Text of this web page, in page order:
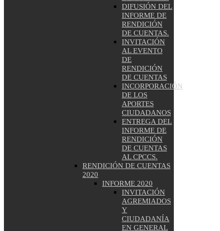
DIFUSIÓN DEL
INFORME DE
RENDICIÓN
DE CUENTAS.
INVITACIÓN
AL EVENTO
DE
RENDICIÓN
DE CUENTAS
INCORPORACIÓN
DE LOS
APORTES
CIUDADANOS
ENTREGA DEL
INFORME DE
RENDICIÓN
DE CUENTAS
AL CPCCS.
RENDICIÓN DE CUENTAS
2020
INFORME 2020
INVITACIÓN
AGREMIADOS
Y
CIUDADANÍA
EN GENERAL